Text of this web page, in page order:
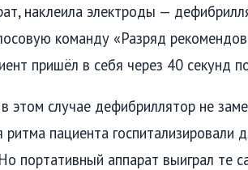
наклеила электроды —
команду «Разряд
пришёл в себя через 40 секунд
этом случае дефибриллятор не
ритма пациента госпитализировали
портативный аппарат выиграл те